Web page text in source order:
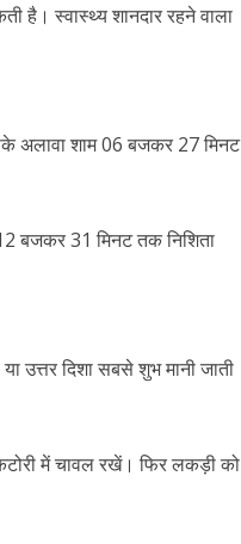
है। स्वास्थ्य शानदार रहने वाला
अलावा शाम 06 बजकर 27 मिनट
बजकर 31 मिनट तक निशिता
उत्तर दिशा सबसे शुभ मानी जाती
में चावल रखें। फिर लकड़ी को